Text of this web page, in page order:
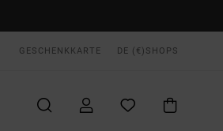
GESCHENKKARTE DE (€) SHOPS